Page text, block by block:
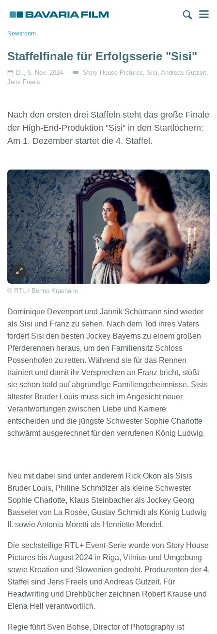
zum
Inhalt
Pfadnavigation
Newsroom
Staffelfinale für Erfolgsserie "Sisi"
Di., 5. Nov. 2024 Story House Pictures Sisi Andreas Gutzeit
Jens Freels
Nach den ersten drei Staffeln steht das große Finale
der High-End-Produktion "Sisi" in den Startlöchern:
Am 1. Dezember startet die 4. Staffel.
© RTL / Benno Kraehahn
Dominique Devenport und Jannik Schümann sind wieder
als Sisi und Franz zu sehen. Nach dem Tod ihres Vaters
fordert Sisi den besten Jockey Bayerns zu einem großen
Pferderennen heraus, um den Familiensitz Schloss
Possenhofen zu retten. Während sie für das Rennen
trainiert und damit ihr Versprechen an Franz bricht, stößt
sie schon bald auf abgründige Familiengeheimnisse. Sisis
ältester Bruder Louis muss sich im Angesicht neuer
Verantwortungen zwischen Liebe und Karriere
entscheiden und die jüngste Schwester Sophie Charlotte
schwärmt ausgerechnet für den verrufenen König Ludwig.
Neu mit dabei sind unter anderem Rick Okon als Sisis
Bruder Louis, Philine Schmölzer als kleine Schwester
Sophie Charlotte, Klaus Steinbacher als Jockey Georg
Basselet von La Rosée, Gustav Schmidt als König Ludwig
II. sowie Antonia Moretti als Henriette Mendel.
Die sechsteilige RTL+ Event-Serie wurde von Story House
Pictures bis August 2024 in Riga, Vilnius und Umgebung
sowie Kroatien und Slowenien gedreht. Produzenten der 4.
Staffel sind Jens Freels und Andreas Gutzeit. Für
Headwriting und Drehbücher zeichnen Robert Krause und
Elena Hell verantwortlich.
Regie führt Sven Bohse, Director of Photography ist